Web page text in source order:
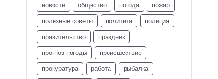
новости общество погода пожар
полезные советы политика полиция
правительство праздник
прогноз погоды происшествие
прокуратура работа рыбалка